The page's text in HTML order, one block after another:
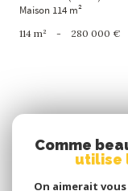
Maison 114 m²
114 m² - 280 000 €
Comme
utilise
On aimerait